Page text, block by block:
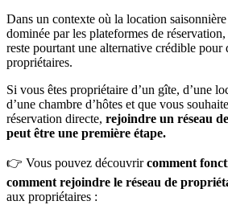
Dans un contexte où la location
dominée par les plateformes de
reste pourtant une alternative crédible pour
propriétaires.
Si vous êtes propriétaire d’un gîte, d’une
d’une chambre d’hôtes et que vous
réservation directe, rejoindre un réseau
peut être une première étape.
👉 Vous pouvez découvrircomment
comment rejoindre le réseau de
aux propriétaires :